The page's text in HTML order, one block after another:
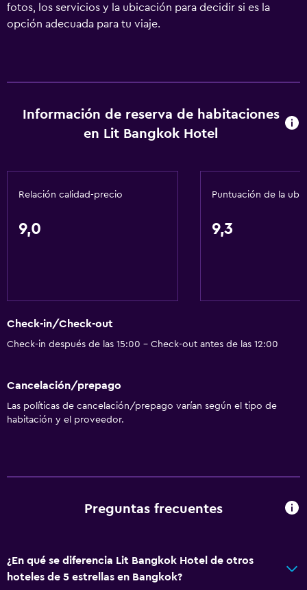
fotos, los servicios y la ubicación para decidir si es la
opción adecuada para tu viaje.
Información de reserva de habitaciones
en Lit Bangkok Hotel
Relación calidad-precio
9,0
Puntuación de la
9,3
Check-in/Check-out
Check-in después de las 15:00 - Check-out antes de las 12:00
Cancelación/prepago
Las políticas de cancelación/prepago varían según el tipo de
habitación y el proveedor.
Preguntas frecuentes
¿En qué se diferencia Lit Bangkok Hotel de otros
hoteles de 5 estrellas en Bangkok?